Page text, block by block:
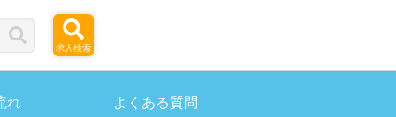
求人検索
れ よくある質問